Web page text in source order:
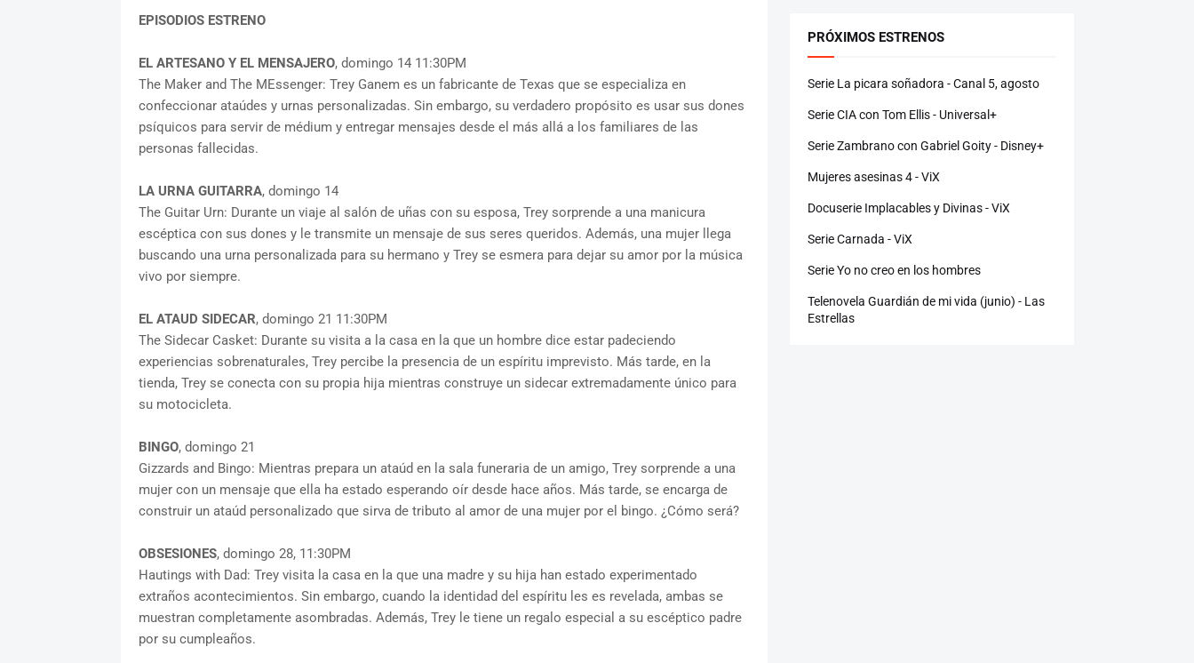
EPISODIOS ESTRENO
EL ARTESANO Y EL MENSAJERO, domingo 14 11:30PM
The Maker and The MEssenger: Trey Ganem es un fabricante de Texas que se especializa en
confeccionar ataúdes y urnas personalizadas. Sin embargo, su verdadero propósito es usar sus dones
psíquicos para servir de médium y entregar mensajes desde el más allá a los familiares de las
personas fallecidas.
LA URNA GUITARRA, domingo 14
The Guitar Urn: Durante un viaje al salón de uñas con su esposa, Trey sorprende a una manicura
escéptica con sus dones y le transmite un mensaje de sus seres queridos. Además, una mujer llega
buscando una urna personalizada para su hermano y Trey se esmera para dejar su amor por la música
vivo por siempre.
EL ATAUD SIDECAR, domingo 21 11:30PM
The Sidecar Casket: Durante su visita a la casa en la que un hombre dice estar padeciendo
experiencias sobrenaturales, Trey percibe la presencia de un espíritu imprevisto. Más tarde, en la
tienda, Trey se conecta con su propia hija mientras construye un sidecar extremadamente único para
su motocicleta.
BINGO, domingo 21
Gizzards and Bingo: Mientras prepara un ataúd en la sala funeraria de un amigo, Trey sorprende a una
mujer con un mensaje que ella ha estado esperando oír desde hace años. Más tarde, se encarga de
construir un ataúd personalizado que sirva de tributo al amor de una mujer por el bingo. ¿Cómo será?
OBSESIONES, domingo 28, 11:30PM
Hautings with Dad: Trey visita la casa en la que una madre y su hija han estado experimentado
extraños acontecimientos. Sin embargo, cuando la identidad del espíritu les es revelada, ambas se
muestran completamente asombradas. Además, Trey le tiene un regalo especial a su escéptico padre
por su cumpleaños.
PRÓXIMOS ESTRENOS
Serie La picara soñadora - Canal 5, agosto
Serie CIA con Tom Ellis - Universal+
Serie Zambrano con Gabriel Goity - Disney+
Mujeres asesinas 4 - ViX
Docuserie Implacables y Divinas - ViX
Serie Carnada - ViX
Serie Yo no creo en los hombres
Telenovela Guardián de mi vida (junio) - Las
Estrellas